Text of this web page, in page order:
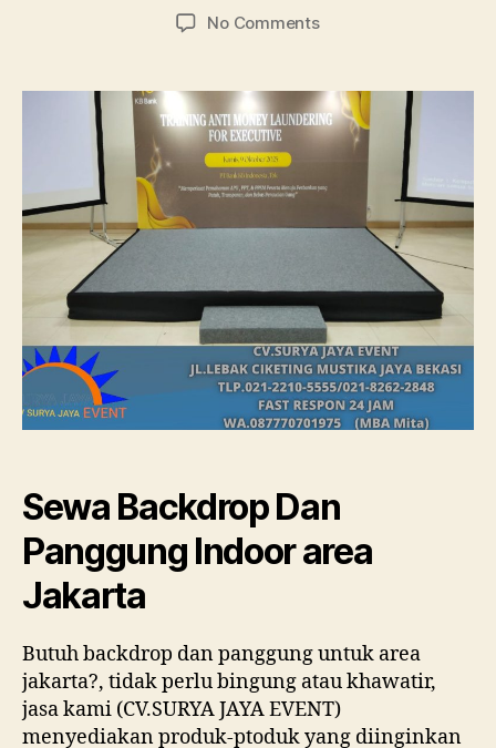
date
No Commentson
Dan
Panggung
Indoor
Jakarta
Sewa Backdrop Dan
Panggung Indoor area
Jakarta
Butuh backdrop dan panggung untuk area
jakarta?, tidak perlu bingung atau khawatir,
jasa kami (CV.SURYA JAYA EVENT)
menyediakan produk-ptoduk yang diinginkan